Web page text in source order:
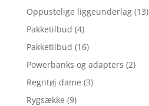
Oppustelige liggeunderlag (13)
Pakketilbud (4)
Pakketilbud (16)
Powerbanks og adapters (2)
Regntøj dame (3)
Rygsække (9)